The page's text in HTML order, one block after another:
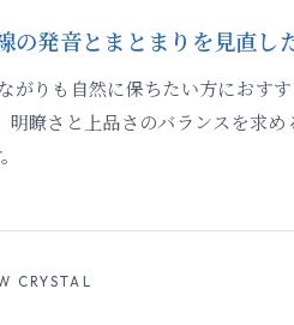
発音とまとまりを見直し
がりも自然に保ちたい方におす
瞭さと上品さのバランスを求め
CRYSTAL